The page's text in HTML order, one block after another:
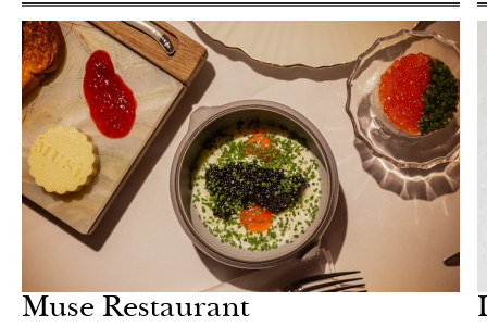
Muse Restaurant